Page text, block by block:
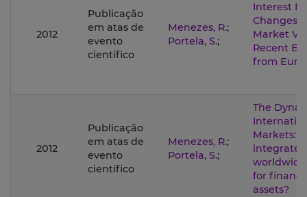
2012
Publicação
em atas de
evento
científico
Menezes, R.;
Portela, S.;
Interest
Changes
Market
Recent
from
2012
Publicação
em atas de
evento
científico
Menezes, R.;
Portela, S.;
The
Markets:
integrated
for
assets?